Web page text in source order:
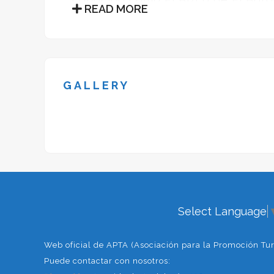
primer crimen conocido, al
READ MORE
GALLERY
Select Language
Web oficial de APTA (Asociación para la Promoción
Puede contactar con nosotros: